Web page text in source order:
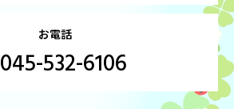
お電話
045-532-6106